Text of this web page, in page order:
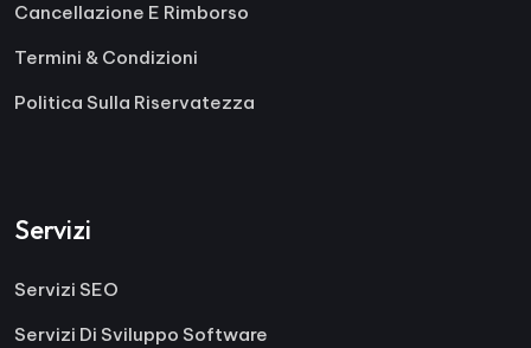
Cancellazione E Rimborso
Termini & Condizioni
Politica Sulla Riservatezza
Servizi
Servizi SEO
Servizi Di Sviluppo Software